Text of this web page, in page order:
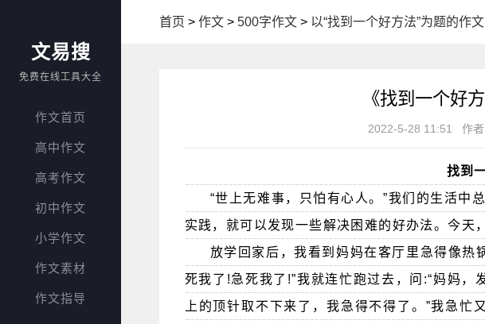
文易搜
免费在线工具大全
作文首页
高中作文
高考作文
初中作文
小学作文
作文素材
作文指导
首页 > 作文> 500字作文> 以“找到一个好方法”为题的作文
《找到一个好
2022-5-28 11:51 作
找到
“世上无难事，只怕有心人。”我们的生活中
实践，就可以发现一些解决困难的好办法。今天
放学回家后，我看到妈妈在客厅里急得像热
死我了!急死我了!”我就连忙跑过去，问:“妈妈，
上的顶针取不下来了，我急得不得了。”我急